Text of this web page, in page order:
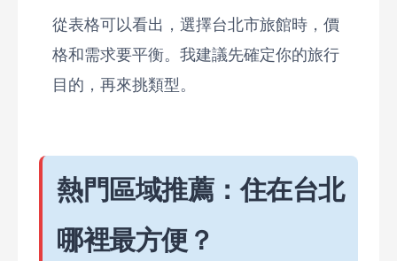
從表格可以看出，選擇台北市旅館時，價
格和需求要平衡。我建議先確定你的旅行
目的，再來挑類型。
熱門區域推薦：住在台北
哪裡最方便？